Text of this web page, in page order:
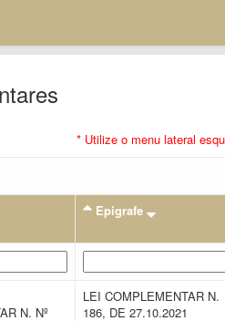
* Utilize o menu lateral
Epigrafe
N. Nº
LEI COMPLEMENTAR N.
186, DE 27.10.2021